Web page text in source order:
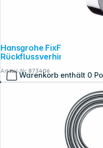
Warenkorb enthält 0
Hansgrohe FixFit
Rückflussverhinderer
Artikel-Nr.:873406
Copyright © 2001 - 2026